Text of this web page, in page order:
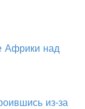
Африки над
из-за